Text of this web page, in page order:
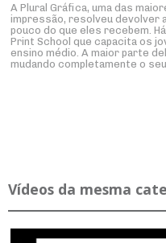
A Plural Gráfica, uma das
impressão, resolveu devolver
pouco do que eles recebem.
Print School que capacita os
ensino médio. A maior parte
mudando completamente o
Ví­deos da mesma